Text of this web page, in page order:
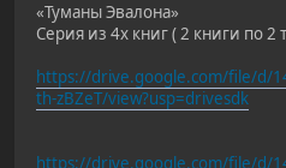
«Туманы Эвалона»
Серия из 4х книг ( 2 книги по 2
https://drive.google.com/file/d/
th-zBZeT/view?usp=drivesdk
https://drive.google.com/file/d/